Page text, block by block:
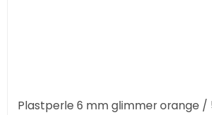
Plastperle 6 mm glimmer orange /